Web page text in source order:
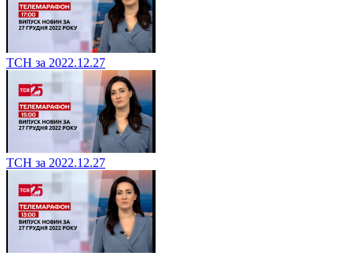
ТСН за 2022.12.27
ТСН за 2022.12.27